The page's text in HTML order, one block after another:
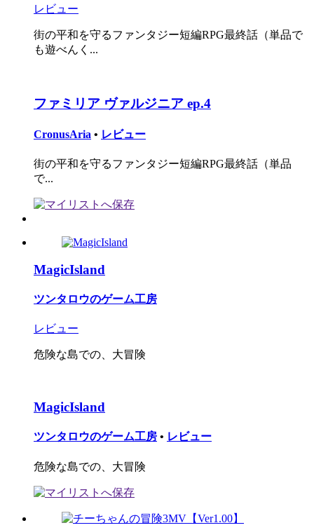
レビュー
街の平和を守るファンタジー短編RPG最終話（単品で
も遊べんく...
ファミリア ヴァルジニア ep.4
CronusAria • レビュー
街の平和を守るファンタジー短編RPG最終話（単品
で...
MagicIsland
ツンタロウのゲーム工房
レビュー
危険な島での、大冒険
MagicIsland
ツンタロウのゲーム工房 • レビュー
危険な島での、大冒険